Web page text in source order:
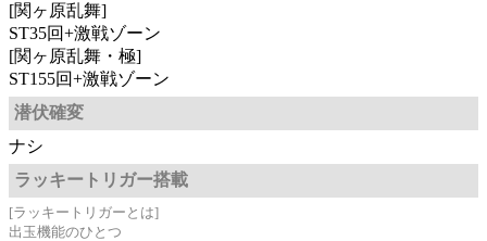
[関ヶ原乱舞]
ST35回+激戦ゾーン
[関ヶ原乱舞・極]
ST155回+激戦ゾーン
潜伏確変
ナシ
ラッキートリガー搭載
[ラッキートリガーとは]
出玉機能のひとつ